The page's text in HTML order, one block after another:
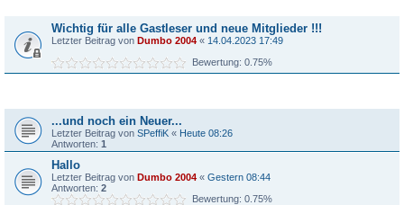
Wichtig für alle Gastleser und neue Mitglieder !!!
Letzter Beitrag von Dumbo 2004 « 14.04.2023 17:49
Bewertung: 0.75%
...und noch ein Neuer...
Letzter Beitrag von SPeffiK « Heute 08:26
Antworten: 1
Hallo
Letzter Beitrag von Dumbo 2004 « Gestern 08:44
Antworten: 2
Bewertung: 0.75%